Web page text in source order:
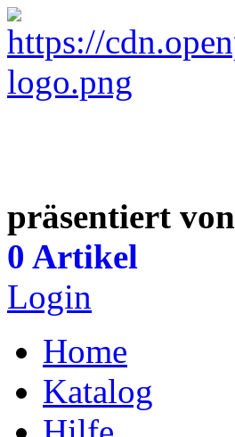
präsentiert von
0 Artikel
Login
Home
Katalog